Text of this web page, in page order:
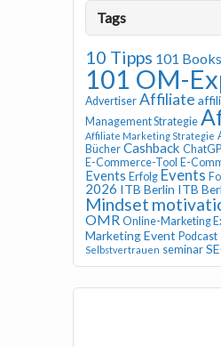
Tags
10 Tipps 101 Books
101 OM-
Advertiser Affiliate
Management Strategie
Affiliate Marketing Strategie
Bücher Cashback
E-Commerce-Tool E-
Events Erfolg Events
2026 ITB Berlin ITB
Mindset
OMR Online-Marketing
Marketing Event Podcast
Selbstvertrauen seminar